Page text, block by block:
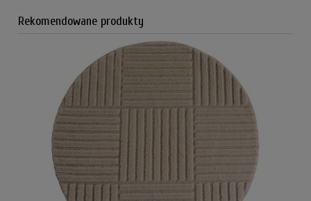
Rekomendowane produkty